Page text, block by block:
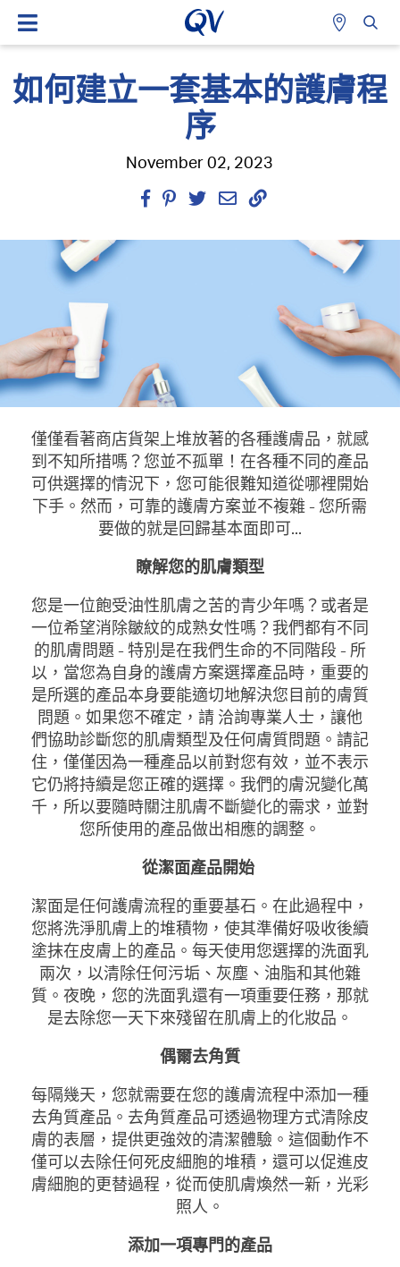
如何建立一套基本的護膚程
序
November 02, 2023
僅僅看著商店貨架上堆放著的各種護膚品，就感
到不知所措嗎？您並不孤單！在各種不同的產品
可供選擇的情況下，您可能很難知道從哪裡開始
下手。然而，可靠的護膚方案並不複雜 - 您所需
要做的就是回歸基本面即可...
瞭解您的肌膚類型
您是一位飽受油性肌膚之苦的青少年嗎？或者是
一位希望消除皺紋的成熟女性嗎？我們都有不同
的肌膚問題 - 特別是在我們生命的不同階段 - 所
以，當您為自身的護膚方案選擇產品時，重要的
是所選的產品本身要能適切地解決您目前的膚質
問題。如果您不確定，請 洽詢專業人士，讓他
們協助診斷您的肌膚類型及任何膚質問題。請記
住，僅僅因為一種產品以前對您有效，並不表示
它仍將持續是您正確的選擇。我們的膚況變化萬
千，所以要隨時關注肌膚不斷變化的需求，並對
您所使用的產品做出相應的調整。
從潔面產品開始
潔面是任何護膚流程的重要基石。在此過程中，
您將洗淨肌膚上的堆積物，使其準備好吸收後續
塗抹在皮膚上的產品。每天使用您選擇的洗面乳
兩次，以清除任何污垢、灰塵、油脂和其他雜
質。夜晚，您的洗面乳還有一項重要任務，那就
是去除您一天下來殘留在肌膚上的化妝品。
偶爾去角質
每隔幾天，您就需要在您的護膚流程中添加一種
去角質產品。去角質產品可透過物理方式清除皮
膚的表層，提供更強效的清潔體驗。這個動作不
僅可以去除任何死皮細胞的堆積，還可以促進皮
膚細胞的更替過程，從而使肌膚煥然一新，光彩
照人。
添加一項專門的產品